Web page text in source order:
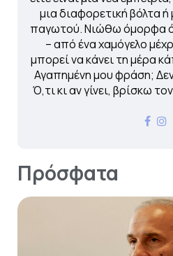
μια διαφορετική βόλτα ή
παγωτού. Νιώθω όμορφα
– από ένα χαμόγελο
μπορεί να κάνει τη μέρα
Αγαπημένη μου φράση;
Ό,τι κι αν γίνει, βρίσκω
Πρόσφατα